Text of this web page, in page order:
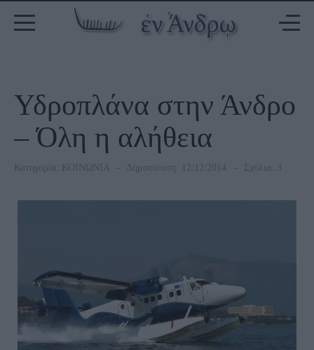
Υδροπλάνα στην Άνδρο
– Όλη η αλήθεια
Κατηγορία: ΚΟΙΝΩΝΙΑ Δημοσίευση: 12/12/2014 Σχόλια: 3